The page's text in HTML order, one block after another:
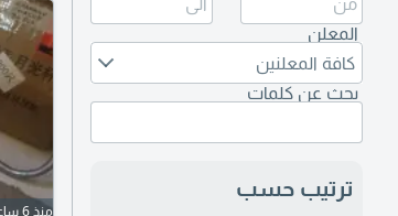
المعلن
كافة المعلنين
بحث عن كلمات
ترتيب حسب
منذ 6 ساعات